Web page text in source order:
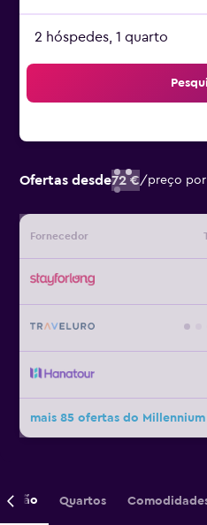
2 hóspedes, 1 quarto
Ofertas desde72 €/preço por
Fornecedor
mais 85 ofertas do
Quartos